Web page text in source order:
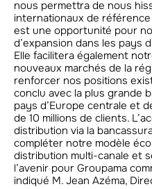
nous permettra de nous
internationaux de
est une opportunité pour
d’expansion dans les pays
Elle facilitera également
nouveaux marchés de la
renforcer nos positions
conclu avec la plus grande
pays d’Europe centrale et
de 10 millions de clients.
distribution via la
compléter notre modèle
distribution multi-canale et
l’avenir pour Groupama
indiqué M. Jean Azéma,